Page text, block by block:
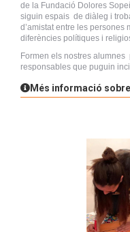
de la Fundació Dolores
siguin espais de diàleg i
d’amistat entre les persones
diferències polítiques i
Formen els nostres
responsables que puguin
Més informació